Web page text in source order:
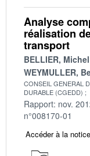
Analyse
réalisation
transport
BELLIER, Michel
WEYMULLER,
CONSEIL GENERAL
DURABLE (CGEDD)
Rapport: nov.
n°008170-01
Accéder à la notice